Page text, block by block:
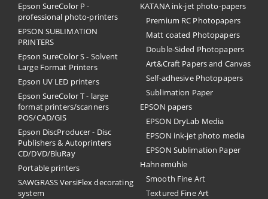
Epson SureColor P -
professional photo-printers
EPSON SUBLIMATION
PRINTERS
Epson SureColor S - Solvent
Large Format Printers
Epson UV LED printers
Epson SureColor T - large
format printers/scanners
POS/CAD/GIS
Epson DiscProducer - Disc
Publishers & Autoprinters
CD/DVD/BluRay
Portable printers
SAWGRASS VersiFlex decorating
system
KATANA ink-jet photo-papers
Premium RC Photopapers
Matt coated Photopapers
Double-Sided Photopapers
Art&Craft Papers and Canvas
Self-adhesive Photopapers
Sublimation Paper
EPSON papers
EPSON DryLab Media
EPSON ink-jet photo media
EPSON Sublimation Paper
Hahnemühle
Smooth Fine Art
Textured Fine Art